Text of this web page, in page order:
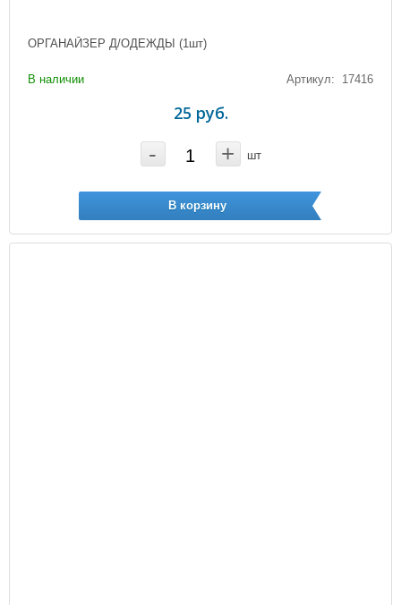
ОРГАНАЙЗЕР Д/ОДЕЖДЫ (1шт)
В наличии Артикул: 17416
25 руб.
- + шт
В корзину